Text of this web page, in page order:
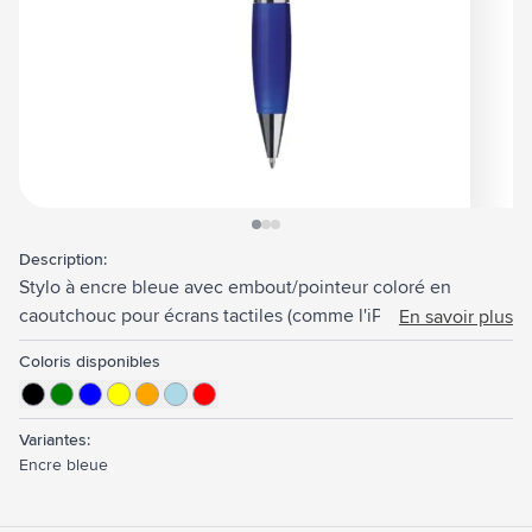
Description:
Stylo à encre bleue avec embout/pointeur coloré en
caoutchouc pour écrans tactiles (comme l'iPhone/iPad),
accents brillants, embout coloré antidérapant, ouverture
dans le clip métallique et système à cliquet rotatif.
En savoir plus
Coloris disponibles
Variantes:
Encre bleue